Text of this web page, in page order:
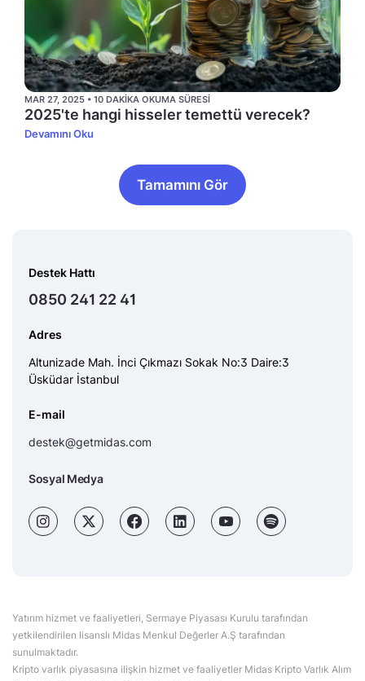
MAR 27, 2025 • 10 DAKIKA OKUMA SÜRESI
2025'te hangi hisseler temettü verecek?
Devamını Oku
Tamamını Gör
Destek Hattı
0850 241 22 41
Adres
Altunizade Mah. İnci Çıkmazı Sokak No:3 Daire:3
Üsküdar İstanbul
E-mail
destek@getmidas.com
Sosyal Medya
Yatırım hizmet ve faaliyetleri, Sermaye Piyasası Kurulu tarafından
yetkilendirilen lisanslı Midas Menkul Değerler A.Ş tarafından
sunulmaktadır.
Kripto varlık piyasasına ilişkin hizmet ve faaliyetler Midas Kripto Varlık Alım